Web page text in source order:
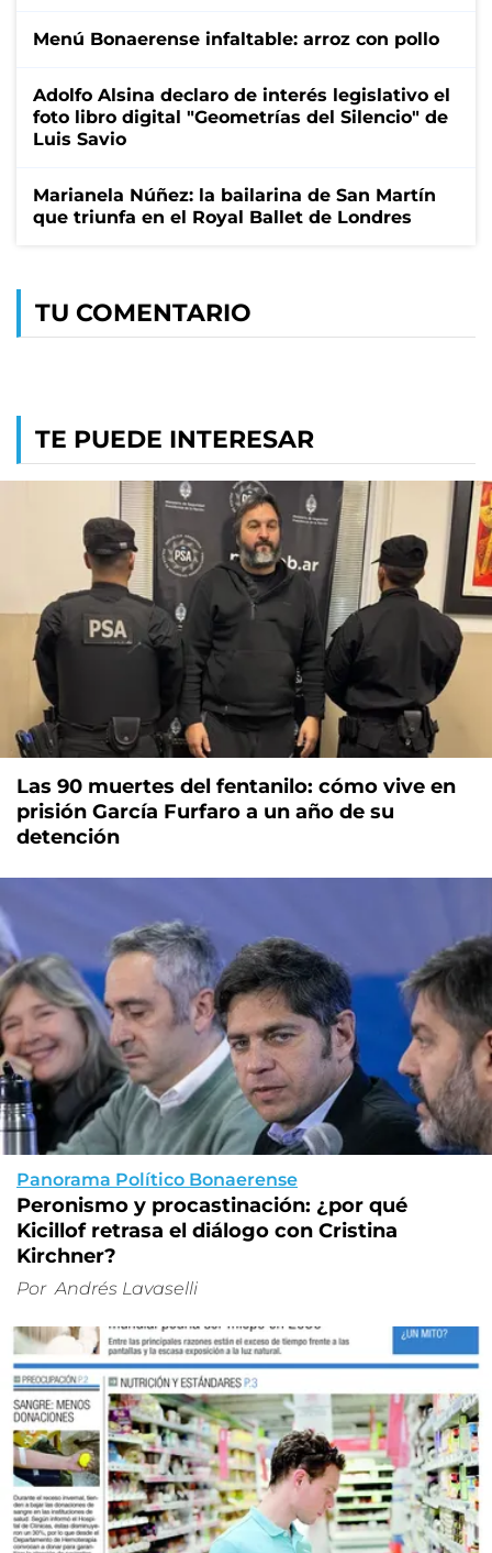
Menú Bonaerense infaltable: arroz con pollo
Adolfo Alsina declaro de interés legislativo el
foto libro digital "Geometrías del Silencio" de
Luis Savio
Marianela Núñez: la bailarina de San Martín
que triunfa en el Royal Ballet de Londres
TU COMENTARIO
TE PUEDE INTERESAR
Las 90 muertes del fentanilo: cómo vive en
prisión García Furfaro a un año de su
detención
Panorama Político Bonaerense
Peronismo y procastinación: ¿por qué
Kicillof retrasa el diálogo con Cristina
Kirchner?
Por Andrés Lavaselli